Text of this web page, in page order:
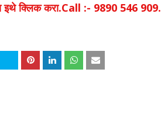
इथे क्लिक करा.Call :- 9890 546 909.